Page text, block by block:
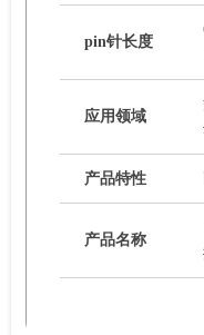
pin针长度
应用领域
产品特性
产品名称